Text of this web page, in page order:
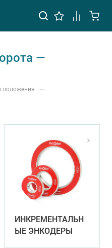
—
положения —
ИНКРЕМЕНТАЛЬН
ЫЕ ЭНКОДЕРЫ